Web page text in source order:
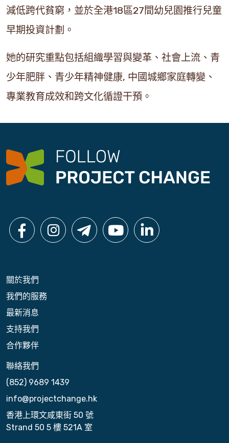
減低跨代貧窮，並於全港18區27間幼兒園推行兒童
早期投資計劃。
她的研究重點包括組織學習與變革、社會上流、青
少年肥胖、青少年精神健康, 中國城鄉家庭轉變、
專業教育成效和跨文化循證干預。
關於我們
我們的服務
最新消息
支持我們
合作夥伴
聯絡我們
(852) 9689 1439
info@projectchange.hk
香港上環文咸東街 50 號
Strand 50 5 樓 521A 室